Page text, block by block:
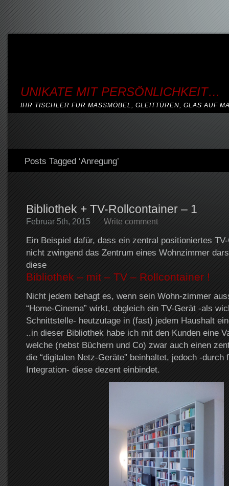
UNIKATE MIT PERSÖNLICHKEIT…
IHR TISCHLER FÜR MASSMÖBEL, GLEITTÜREN, GLAS AUF
Posts Tagged ‘Anregung’
Bibliothek + TV-Rollcontainer – 1
Februar 5th, 2015 Write comment
Ein Beispiel dafür, dass ein zentral positioniertes
nicht zwingend das Zentrum eines Wohnzimmer
diese
Bibliothek – mit – TV – Rollcontainer !
Nicht jedem behagt es, wenn sein Wohn-zimmer
“Home-Cinema” wirkt, obgleich ein TV-Gerät -als
Schnittstelle- heutzutage in (fast) jedem Haushalt
..in dieser Bibliothek habe ich mit den Kunden eine
welche (nebst Büchern und Co) zwar auch einen
die “digitalen Netz-Geräte” beinhaltet, jedoch -durch
Integration- diese dezent einbindet.